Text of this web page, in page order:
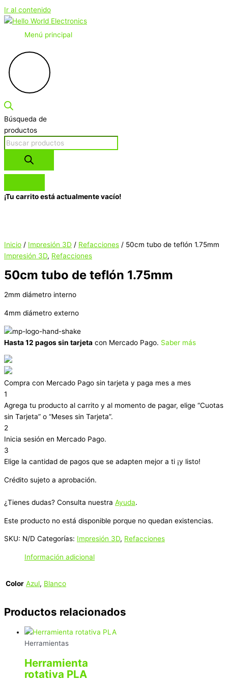
Ir al contenido
Menú principal
Búsqueda de
productos
¡Tu carrito está actualmente vacío!
Inicio / Impresión 3D / Refacciones / 50cm tubo de teflón 1.75mm
Impresión 3D, Refacciones
50cm tubo de teflón 1.75mm
2mm diámetro interno
4mm diámetro externo
Hasta 12 pagos sin tarjeta con Mercado Pago. Saber más
Compra con Mercado Pago sin tarjeta y paga mes a mes
1
Agrega tu producto al carrito y al momento de pagar, elige “Cuotas
sin Tarjeta” o “Meses sin Tarjeta”.
2
Inicia sesión en Mercado Pago.
3
Elige la cantidad de pagos que se adapten mejor a ti ¡y listo!
Crédito sujeto a aprobación.
¿Tienes dudas? Consulta nuestra Ayuda.
Este producto no está disponible porque no quedan existencias.
SKU: N/D Categorías: Impresión 3D, Refacciones
Información adicional
Color Azul, Blanco
Productos relacionados
Herramientas
Herramienta
rotativa PLA